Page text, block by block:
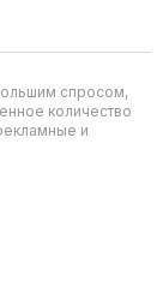
спросом,
количество
и